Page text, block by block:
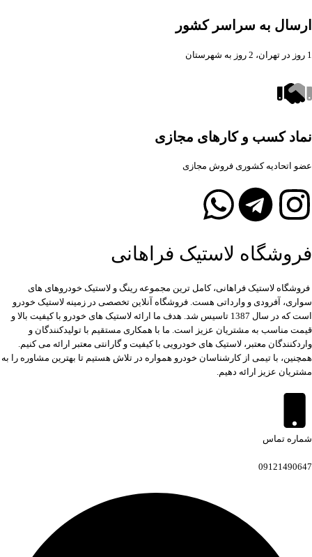
ارسال به سراسر کشور
1 روز در تهران، 2 روز به شهرستان
نماد کسب و کارهای مجازی
عضو اتحادیه کشوری فروش مجازی
فروشگاه لاستیک فراهانی
فروشگاه لاستیک فراهانی، کامل ترین مجموعه رینگ و لاستیک خودروهای های
سواری، آفرودی و وارداتی هست. فروشگاه آنلاین تخصصی در زمینه لاستیک خودرو
است که در سال 1387 تاسیس شد. هدف ما ارائه لاستیک های خودرو با کیفیت بالا و
قیمت مناسب به مشتریان عزیز است. ما با همکاری مستقیم با تولیدکنندگان و
واردکنندگان معتبر، لاستیک های خودرویی با کیفیت و گارانتی معتبر ارائه می کنیم.
همچنین، با تیمی از کارشناسان خودرو همواره در تلاش هستیم تا بهترین مشاوره را به
مشتریان عزیز ارائه دهیم.
شماره تماس
09121490647